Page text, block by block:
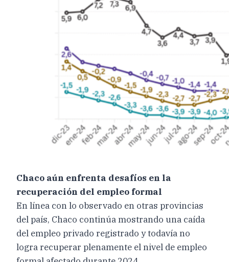
Chaco aún enfrenta desafíos en la
recuperación del empleo formal
En línea con lo observado en otras provincias
del país, Chaco continúa mostrando una caída
del empleo privado registrado y todavía no
logra recuperar plenamente el nivel de empleo